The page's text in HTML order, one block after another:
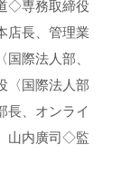
◇専務取締役
店長、管理業
際法人部、
〈国際法人部
長、オンライ
山内廣司◇監